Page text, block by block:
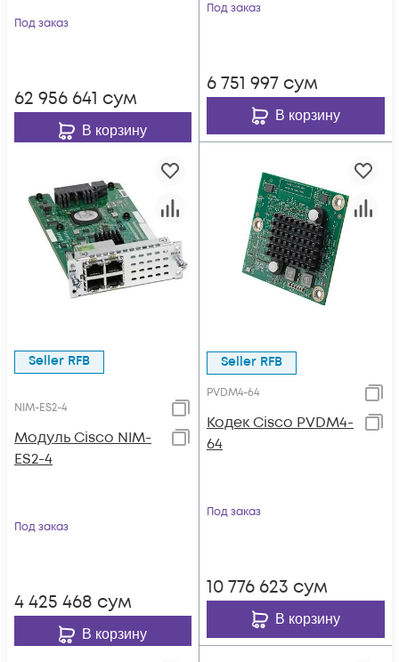
Под заказ
62 956 641 сум
В корзину
Под заказ
6 751 997 сум
В корзину
Seller RFB
NIM-ES2-4
Модуль Cisco NIM-
ES2-4
Под заказ
4 425 468 сум
В корзину
Seller RFB
PVDM4-64
Кодек Cisco PVDM4-
64
Под заказ
10 776 623 сум
В корзину